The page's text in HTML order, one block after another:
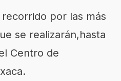
por las más
se realizarán,hasta
Centro de